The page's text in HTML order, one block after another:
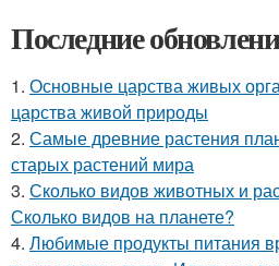
Последние
1. Основные царства живых
царства живой природы
2. Самые древние растения
старых растений мира
3. Сколько видов животных и
Сколько видов на планете?
4. Любимые продукты питания